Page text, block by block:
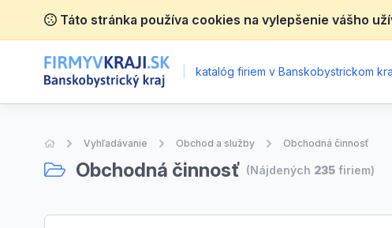
Táto stránka používa cookies na vylepšenie vášho
katalóg firiem v Banskobystrickom
Úvodná stránka
Vyhľadávanie Obchod a služby Obchodná činnosť
Obchodná činnosť (Nájdených 235 firiem)